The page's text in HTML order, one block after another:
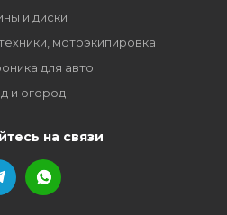
и диски
мотоэкипировка
для авто
и огород
на связи